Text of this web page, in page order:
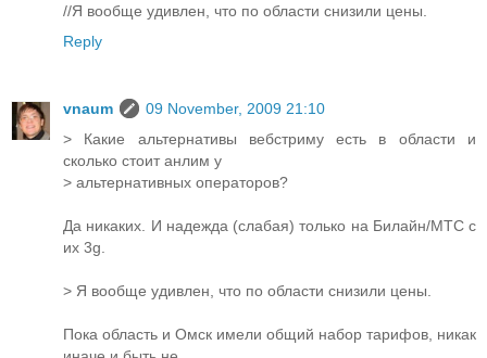
//Я вообще удивлен, что по области снизили цены.
Reply
vnaum
09 November, 2009 21:10
> Какие альтернативы вебстриму есть в области и
сколько стоит анлим у
> альтернативных операторов?
Да никаких. И надежда (слабая) только на Билайн/МТС с
их 3g.
> Я вообще удивлен, что по области снизили цены.
Пока область и Омск имели общий набор тарифов, никак